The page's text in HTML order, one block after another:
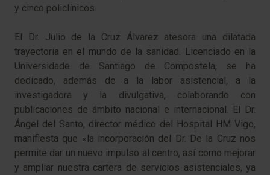
y cinco policlínicos.
El Dr. Julio de la Cruz Álvarez atesora una dilatada
trayectoria en el mundo de la sanidad. Licenciado en la
Universidade de Santiago de Compostela, se ha
dedicado, además de a la labor asistencial, a la
investigadora y la divulgativa, colaborando con
publicaciones de ámbito nacional e internacional. El Dr.
Ángel del Santo, director médico del Hospital HM Vigo,
manifiesta que «la incorporación del Dr. De la Cruz nos
permite dar un nuevo impulso al centro, así como mejorar
y ampliar nuestra cartera de servicios asistenciales, ya